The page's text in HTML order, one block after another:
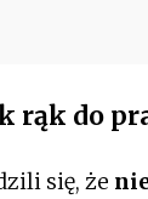
rąk do
się, że